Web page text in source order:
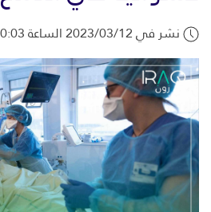
نشر في 2023/03/12 الساعة 10:03 ص